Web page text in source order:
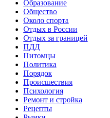
Образование
Общество
Около спорта
Отдых в России
Отдых за границей
ПДД
Питомцы
Политика
Порядок
Происшествия
Психология
Ремонт и стройка
Рецепты